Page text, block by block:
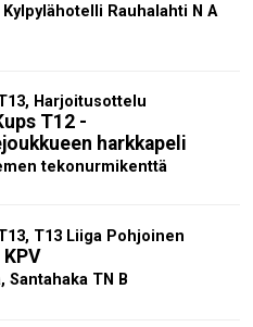
Kylpylähotelli Rauhalahti N A
Harjoitusottelu
T12 -
harkkapeli
tekonurmikenttä
T13 Liiga Pohjoinen
KPV
Santahaka TN B